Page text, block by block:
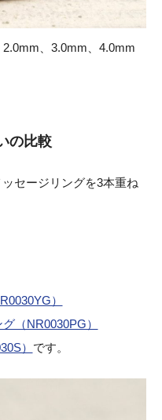
、3.0mm、4.0mm
の比較
セージリングを3本重ね
）
（NR0030PG）
） です。